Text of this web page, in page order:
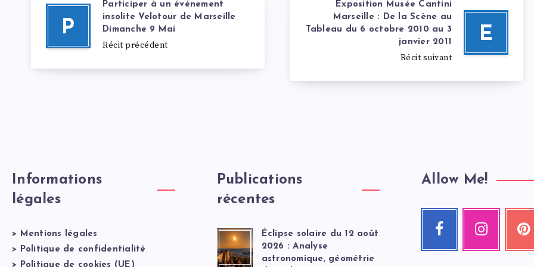
E
Exposition Musée Cantini
Marseille : De la Scène au
Tableau du 6 octobre 2010 au 3
janvier 2011
Récit suivant
P
Participer à un événement
insolite Velotour de Marseille
Dimanche 9 Mai
Récit précédent
Informations
légales
> Mentions légales
> Politique de confidentialité
> Politique de cookies (UE)
Publications
récentes
Éclipse solaire du 12 août
2026 : Analyse
astronomique, géométrie
Allow Me!
Facebook
Suivez-
Instagram
Nos
Épinglez